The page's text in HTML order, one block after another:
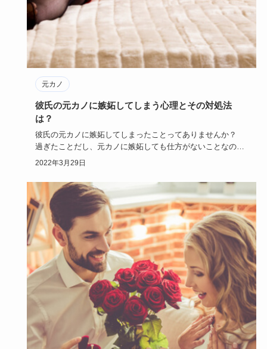
元カノ
彼氏の元カノに嫉妬してしまう心理とその対処法
は？
彼氏の元カノに嫉妬してしまったことってありませんか？
過ぎたことだし、元カノに嫉妬しても仕方がないことなの
に、何だか心が…
2022年3月29日